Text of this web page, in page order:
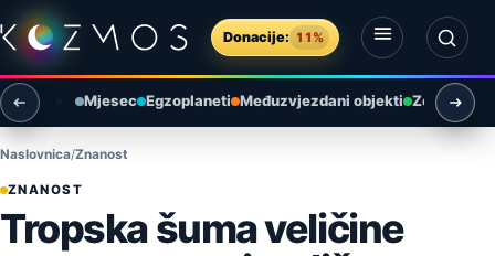
Preskoči na sadržaj
Donacije: 11%
Otvori izbornik
Otvori pretragu
Mjesec Egzoplaneti Međuzvjezdani objekti Zemlja i
Naslovnica Znanost
ZNANOST
Tropska šuma veličine